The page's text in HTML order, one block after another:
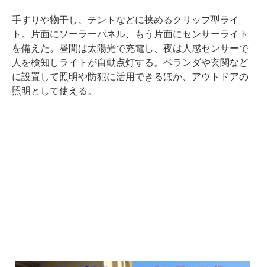
手すりや物干し、テントなどに挟めるクリップ型ライ
ト。片面にソーラーパネル、もう片面にセンサーライト
を備えた。昼間は太陽光で充電し、夜は人感センサーで
人を検知しライトが自動点灯する。ベランダや玄関など
に設置して照明や防犯に活用できるほか、アウトドアの
照明として使える。